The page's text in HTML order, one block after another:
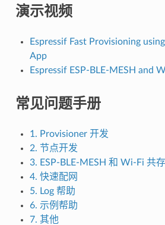
演示视频
Espressif Fast Provisioning
App
Espressif ESP-BLE-MESH and
常见问题手册
1. Provisioner 开发
2. 节点开发
3. ESP-BLE-MESH 和 Wi-Fi 共存
4. 快速配网
5. Log 帮助
6. 示例帮助
7. 其他